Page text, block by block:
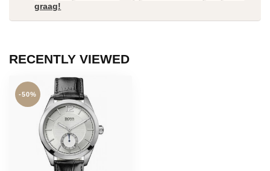
graag!
RECENTLY VIEWED
-50%